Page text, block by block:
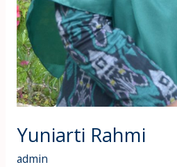
Yuniarti Rahmi
admin